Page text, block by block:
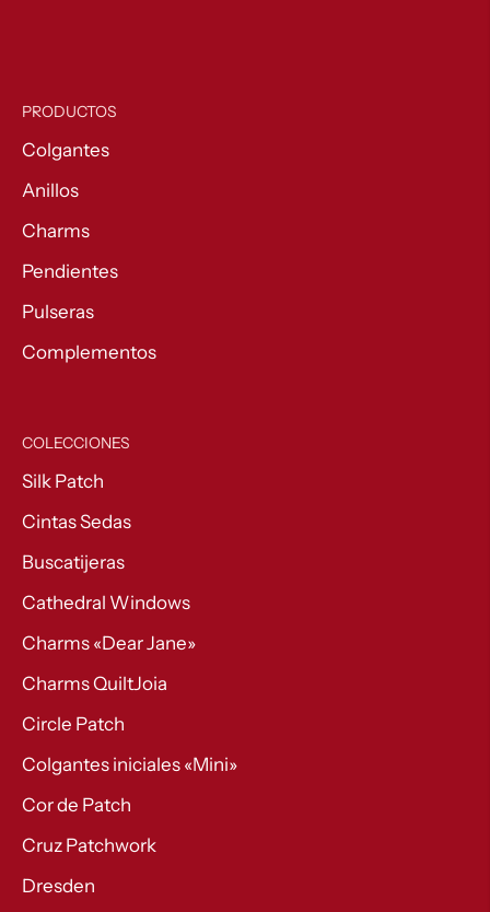
PRODUCTOS
Colgantes
Anillos
Charms
Pendientes
Pulseras
Complementos
COLECCIONES
Silk Patch
Cintas Sedas
Buscatijeras
Cathedral Windows
Charms «Dear Jane»
Charms QuiltJoia
Circle Patch
Colgantes iniciales «Mini»
Cor de Patch
Cruz Patchwork
Dresden